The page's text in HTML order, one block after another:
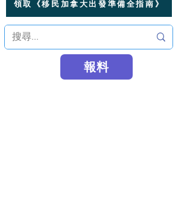
領取《移民加拿大出發準備全指南》
報料